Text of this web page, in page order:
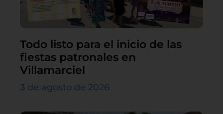
Todo listo para el inicio de las
fiestas patronales en
Villamarciel
3 de agosto de 2026